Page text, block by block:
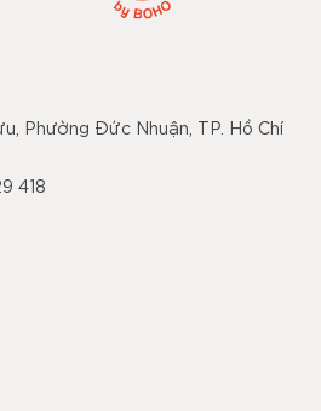
Phường Đức Nhuận, TP. Hồ Chí
418